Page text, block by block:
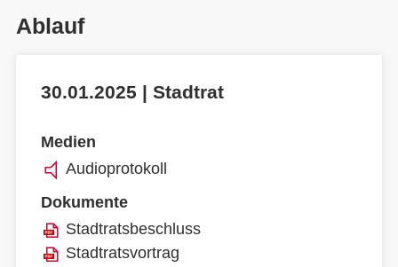
Ablauf
30.01.2025 | Stadtrat
Medien
Audioprotokoll
Dokumente
Stadtratsbeschluss
Stadtratsvortrag